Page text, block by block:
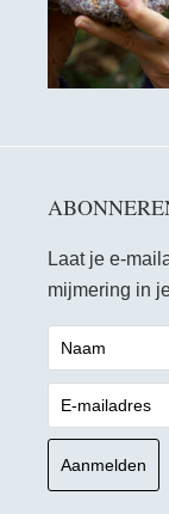
Laat je e-
mijmering in